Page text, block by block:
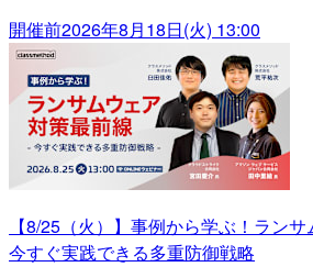
開催前2026年8月18日(火) 13:00
【8/25（火）】事例から学ぶ！ラン
今すぐ実践できる多重防御戦略